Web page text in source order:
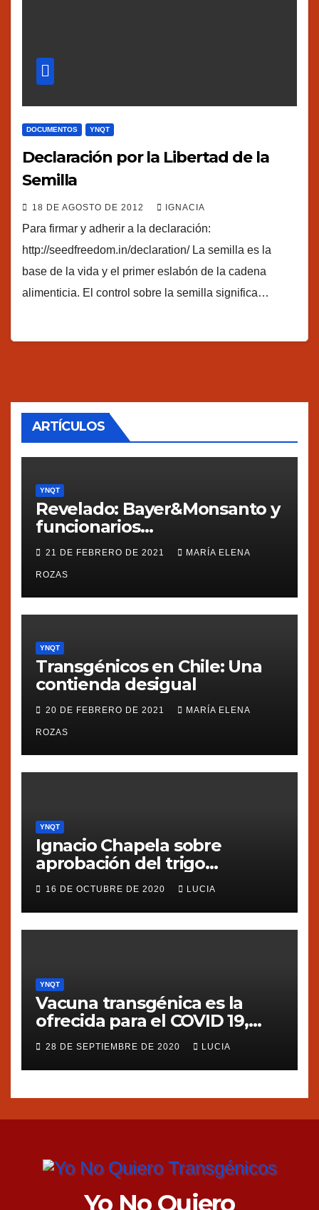
DOCUMENTOS YNQT
Declaración por la Libertad de la
Semilla
18 DE AGOSTO DE 2012 IGNACIA
Para firmar y adherir a la declaración:
http://seedfreedom.in/declaration/ La semilla es la
base de la vida y el primer eslabón de la cadena
alimenticia. El control sobre la semilla significa…
ARTÍCULOS
YNQT
Revelado: Bayer&Monsanto y
funcionarios
estadounidenses
presionaron a México
21 DE FEBRERO DE 2021 MARÍA ELENA
ROZAS
YNQT
Transgénicos en Chile: Una
contienda desigual
20 DE FEBRERO DE 2021 MARÍA ELENA
ROZAS
YNQT
Ignacio Chapela sobre
aprobación del trigo
transgénico en Argentina
16 DE OCTUBRE DE 2020 LUCIA
YNQT
Vacuna transgénica es la
ofrecida para el COVID 19,
dice Silvia Ribeiro de ETC
group
28 DE SEPTIEMBRE DE 2020 LUCIA
Yo No Quiero